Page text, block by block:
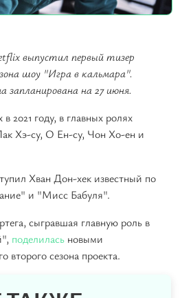
выпустил первый тизер
шоу "Игра в кальмара".
запланирована на 27 июня.
2021 году, в главных ролях
Хэ-су, О Ен-су, Чон Хо-ен и
Хван Дон-хек известный по
и "Мисс Бабуля".
сыгравшая главную роль в
поделилась новыми
второго сезона проекта.